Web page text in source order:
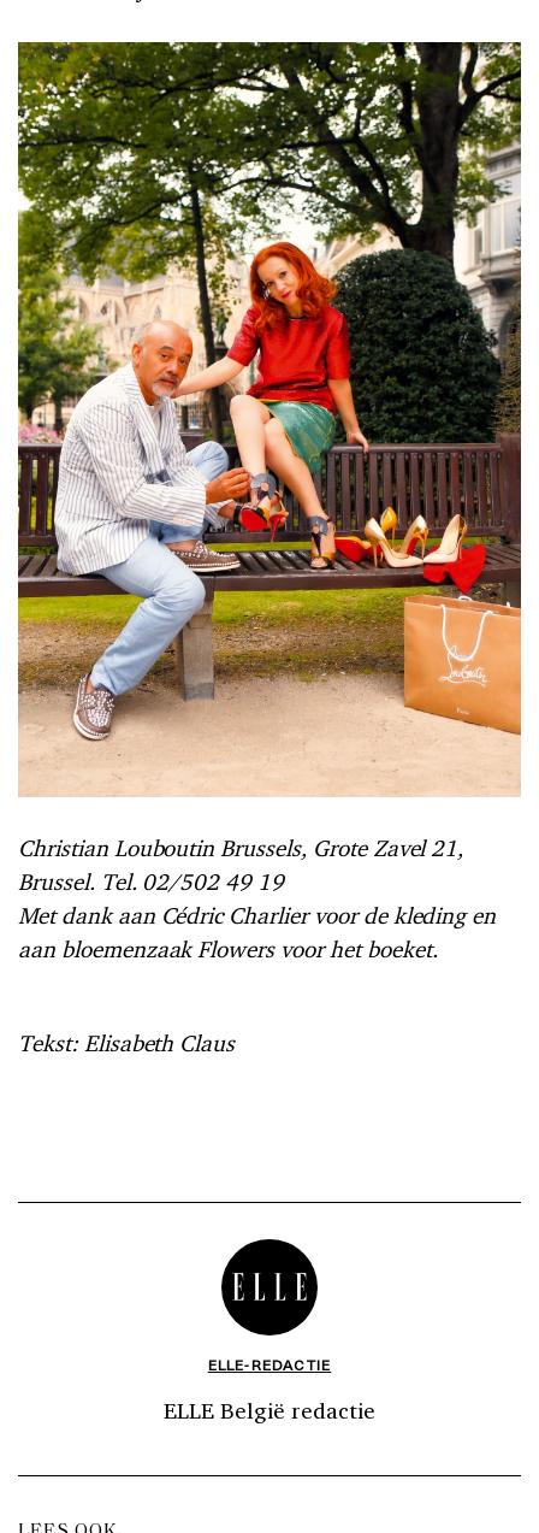
Christian Louboutin Brussels, Grote Zavel 21,
Brussel. Tel. 02/502 49 19
Met dank aan Cédric Charlier voor de kleding en
aan bloemenzaak Flowers voor het boeket.
Tekst: Elisabeth Claus
ELLE-REDACTIE
ELLE België redactie